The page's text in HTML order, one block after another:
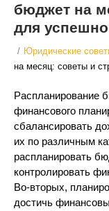
бюджет на
для
/ Юридические
на месяц: советы и
Распланирование
финансового
сбалансировать
их по различным
распланировать
контролировать
Во-вторых,
достичь